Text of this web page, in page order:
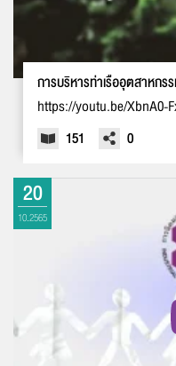
การบริหารท่าเรืออุตสาหกร
https://youtu.be/XbnA0-
151
0
20
10.2565
นามสกุล :
อีเมล :
ข้อความ* :
ระบบได้ทำรับ
ขอบคุณสำหรับก
ทำการแก้ไข และป